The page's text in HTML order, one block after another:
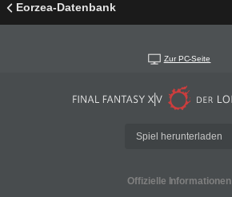
Eorzea-Datenbank
Zur PC-Seite
Spiel herunterladen
Offizielle Informationen